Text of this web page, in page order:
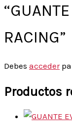
RACING”
Debes acceder
Productos